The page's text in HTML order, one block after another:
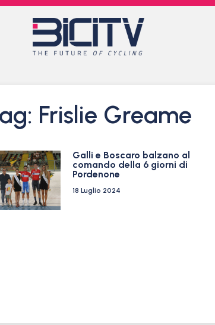
Frislie Greame
Galli e Boscaro balzano al
comando della 6 giorni di
Pordenone
18 Luglio 2024